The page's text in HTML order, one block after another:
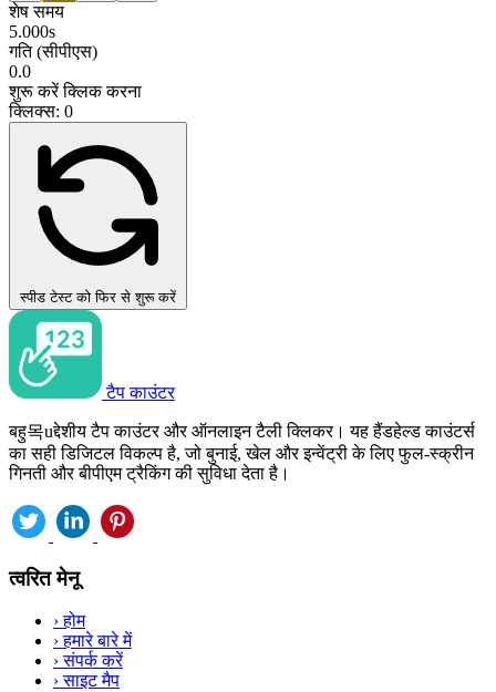
शेष समय
5.000s
गति (सीपीएस)
0.0
शुरू करें क्लिक करना
क्लिक्स: 0
स्पीड टेस्ट को फिर से शुरू करें
टैप काउंटर
बहु목uद्देशीय टैप काउंटर और ऑनलाइन टैली क्लिकर। यह हैंडहेल्ड काउंटर्स
का सही डिजिटल विकल्प है, जो बुनाई, खेल और इन्वेंट्री के लिए फुल-स्क्रीन
गिनती और बीपीएम ट्रैकिंग की सुविधा देता है।
त्वरित मेनू
›होम
›हमारे बारे में
›संपर्क करें
›साइट मैप